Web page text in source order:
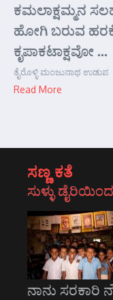
ಕಮಲಾಕ್ಷಮ್ಮನ
ಹೋಗಿ ಬರುವ ಹರಕೆ
ಕೃಪಾಕಟಾಕ್ಷವೋ ...
ತೈರೊಳ್ಳಿ ಮಂಜುನಾಥ ಉಡುಪ
Read More
ಸಣ್ಣ ಕತೆ
ಸುಳ್ಳು ಡೈರಿಯಿಂದ
ನಾನು ಸರಕಾರಿ